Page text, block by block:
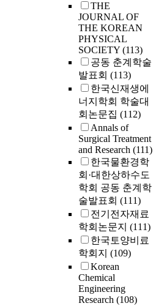
THE
JOURNAL OF
THE KOREAN
PHYSICAL
SOCIETY (113)
공동 춘계학술
발표회 (113)
한국신재생에
너지학회 학술대
회논문집 (112)
Annals of
Surgical Treatment
and Research (111)
한국물환경학
회·대한상하수도
학회 공동 춘계학
술발표회 (111)
전기전자재료
학회논문지 (111)
한국토양비료
학회지 (109)
Korean
Chemical
Engineering
Research (108)